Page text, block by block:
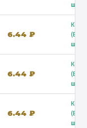
ш.) ↗
6.44 ₽
ш.) ↗
6.44 ₽
ш.) ↗
6.44 ₽
ш.) ↗